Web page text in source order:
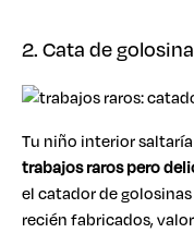
2. Cata de
Tu niño interior
trabajos raros pero
el catador de
recién fabricados,